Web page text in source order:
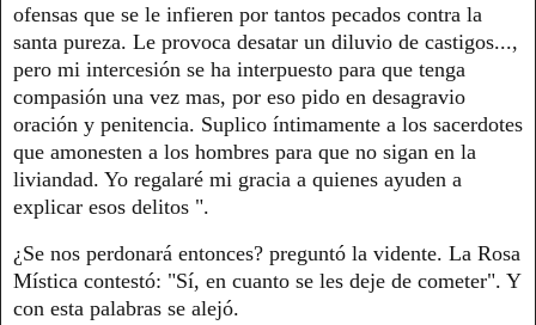
ofensas que se le infieren por tantos pecados contra la
santa pureza. Le provoca desatar un diluvio de castigos...,
pero mi intercesión se ha interpuesto para que tenga
compasión una vez mas, por eso pido en desagravio
oración y penitencia. Suplico íntimamente a los sacerdotes
que amonesten a los hombres para que no sigan en la
liviandad. Yo regalaré mi gracia a quienes ayuden a
explicar esos delitos ".
¿Se nos perdonará entonces? preguntó la vidente. La Rosa
Mística contestó: "Sí, en cuanto se les deje de cometer". Y
con esta palabras se alejó.